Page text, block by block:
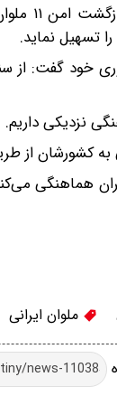
تسهیل نماید.
خود گفت:
نزدیکی داریم.
کشورشان از
هماهنگی
ملوان ایرانی